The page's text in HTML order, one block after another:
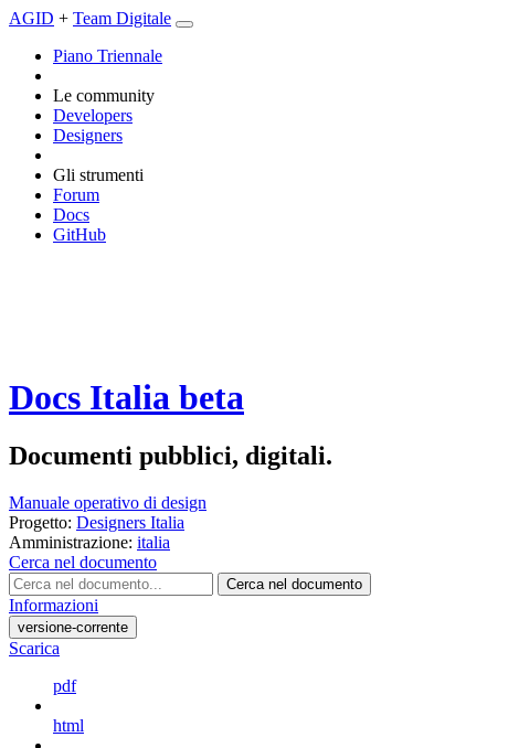
AGID + Team Digitale
Piano Triennale
Le community
Developers
Designers
Gli strumenti
Forum
Docs
GitHub
Docs Italia beta
Documenti pubblici, digitali.
Manuale operativo di design
Progetto: Designers Italia
Amministrazione: italia
Cerca nel documento
Cerca nel documento
Informazioni
versione-corrente
Scarica
pdf
html